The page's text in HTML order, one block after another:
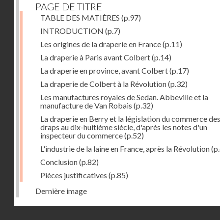
PAGE DE TITRE
TABLE DES MATIÈRES (p.97)
INTRODUCTION (p.7)
Les origines de la draperie en France(p.11)
La draperie à Paris avant Colbert(p.14)
La draperie en province, avant Colbert(p.17)
La draperie de Colbert à la Révolution(p.32)
Les manufactures royales de Sedan. Abbeville et la
manufacture de Van Robais (p.32)
La draperie en Berry et la législation du commerce des
draps au dix-huitième siècle, d'après les notes d'un
inspecteur du commerce(p.52)
L'industrie de la laine en France, après la Révolution
Conclusion(p.82)
Pièces justificatives (p.85)
Dernière image